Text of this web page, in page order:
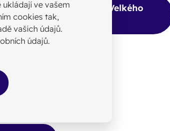
II. – inspirace z Velkého
jarmarky, bazary
ve vašem
cookies tak,
vašich údajů.
údajů.